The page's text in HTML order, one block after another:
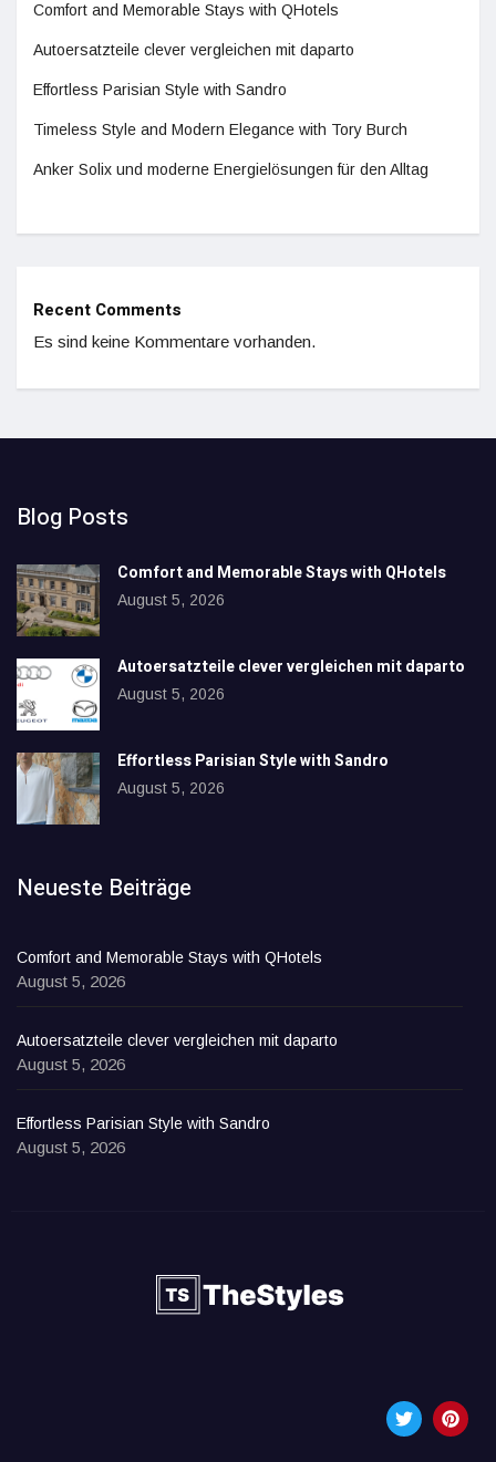
Comfort and Memorable Stays with QHotels
Autoersatzteile clever vergleichen mit daparto
Effortless Parisian Style with Sandro
Timeless Style and Modern Elegance with Tory Burch
Anker Solix und moderne Energielösungen für den Alltag
Recent Comments
Es sind keine Kommentare vorhanden.
Blog Posts
Comfort and Memorable Stays with QHotels
August 5, 2026
Autoersatzteile clever vergleichen mit daparto
August 5, 2026
Effortless Parisian Style with Sandro
August 5, 2026
Neueste Beiträge
Comfort and Memorable Stays with QHotels
August 5, 2026
Autoersatzteile clever vergleichen mit daparto
August 5, 2026
Effortless Parisian Style with Sandro
August 5, 2026